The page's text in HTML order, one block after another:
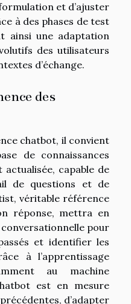
et d’ajuster
à des phases de test
ainsi une adaptation
des utilisateurs
d’échange.
des
chatbot, il convient
de connaissances
capable de
de questions et de
véritable référence
réponse, mettra en
conversationnelle pour
et identifier les
à l’apprentissage
au machine
est en mesure
d’adapter